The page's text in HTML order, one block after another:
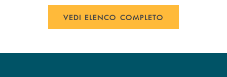
VEDI ELENCO COMPLETO